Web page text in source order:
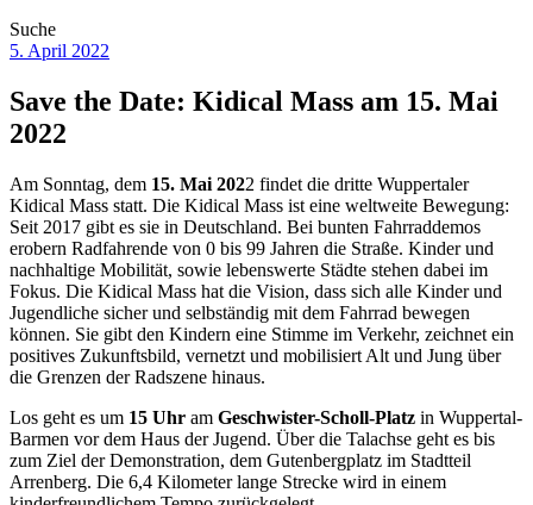
Suche
5. April 2022
Save the Date: Kidical Mass am 15. Mai
2022
Am Sonntag, dem 15. Mai 2022 findet die dritte Wuppertaler
Kidical Mass statt. Die Kidical Mass ist eine weltweite Bewegung:
Seit 2017 gibt es sie in Deutschland. Bei bunten Fahrraddemos
erobern Radfahrende von 0 bis 99 Jahren die Straße. Kinder und
nachhaltige Mobilität, sowie lebenswerte Städte stehen dabei im
Fokus. Die Kidical Mass hat die Vision, dass sich alle Kinder und
Jugendliche sicher und selbständig mit dem Fahrrad bewegen
können. Sie gibt den Kindern eine Stimme im Verkehr, zeichnet ein
positives Zukunftsbild, vernetzt und mobilisiert Alt und Jung über
die Grenzen der Radszene hinaus.
Los geht es um 15 Uhr am Geschwister-Scholl-Platz in Wuppertal-
Barmen vor dem Haus der Jugend. Über die Talachse geht es bis
zum Ziel der Demonstration, dem Gutenbergplatz im Stadtteil
Arrenberg. Die 6,4 Kilometer lange Strecke wird in einem